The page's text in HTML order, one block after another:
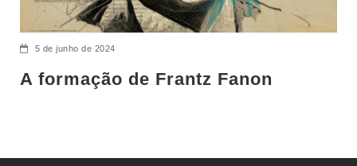
5 de junho de 2024
A formação de Frantz Fanon